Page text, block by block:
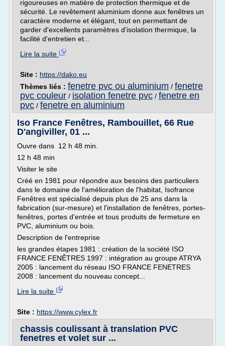
rigoureuses en matière de protection thermique et de
sécurité. Le revêtement aluminium donne aux fenêtres un
caractère moderne et élégant, tout en permettant de
garder d'excellents paramètres d'isolation thermique, la
facilité d'entretien et...
Lire la suite
Site : https://dako.eu
Thèmes liés : fenetre pvc ou aluminium / fenetre
pvc couleur / isolation fenetre pvc / fenetre en
pvc / fenetre en aluminium
Iso France Fenêtres, Rambouillet, 66 Rue
D'angiviller, 01 ...
Ouvre dans 12 h 48 min.
12 h 48 min
Visiter le site
Créé en 1981 pour répondre aux besoins des particuliers
dans le domaine de l'amélioration de l'habitat, Isofrance
Fenêtres est spécialisé depuis plus de 25 ans dans la
fabrication (sur-mesure) et l'installation de fenêtres, portes-
fenêtres, portes d'entrée et tous produits de fermeture en
PVC, aluminium ou bois.
Description de l'entreprise
les grandes étapes 1981 : création de la société ISO
FRANCE FENÊTRES 1997 : intégration au groupe ATRYA
2005 : lancement du réseau ISO FRANCE FENETRES
2008 : lancement du nouveau concept...
Lire la suite
Site : https://www.cylex.fr
chassis coulissant à translation PVC
fenetres et volet sur ...